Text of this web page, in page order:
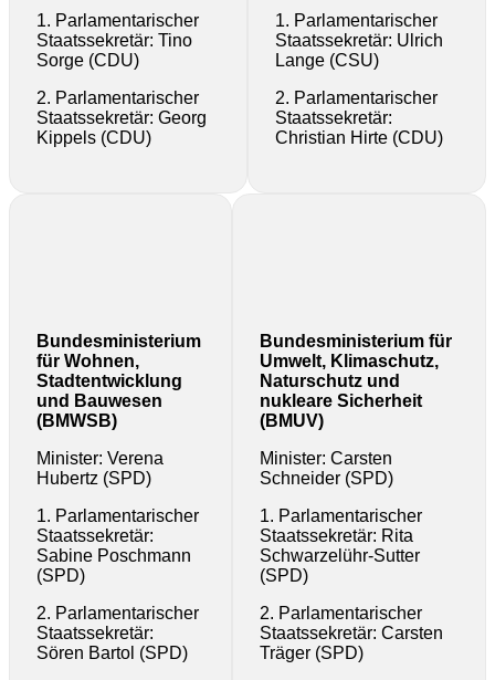
1. Parlamentarischer
Staatssekretär: Tino
Sorge (CDU)
2. Parlamentarischer
Staatssekretär: Georg
Kippels (CDU)
1. Parlamentarischer
Staatssekretär: Ulrich
Lange (CSU)
2. Parlamentarischer
Staatssekretär:
Christian Hirte (CDU)
Bundesministerium
für Wohnen,
Stadtentwicklung
und Bauwesen
(BMWSB)
Minister: Verena
Hubertz (SPD)
1. Parlamentarischer
Staatssekretär:
Sabine Poschmann
(SPD)
2. Parlamentarischer
Staatssekretär:
Sören Bartol (SPD)
Bundesministerium für
Umwelt, Klimaschutz,
Naturschutz und
nukleare Sicherheit
(BMUV)
Minister: Carsten
Schneider (SPD)
1. Parlamentarischer
Staatssekretär: Rita
Schwarzelühr-Sutter
(SPD)
2. Parlamentarischer
Staatssekretär: Carsten
Träger (SPD)